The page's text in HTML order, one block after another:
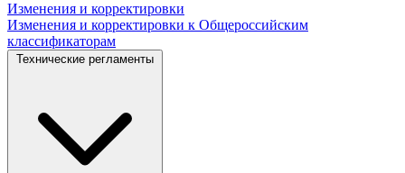
Изменения и корректировки
Изменения и корректировки к Общероссийским
классификаторам
Технические регламенты